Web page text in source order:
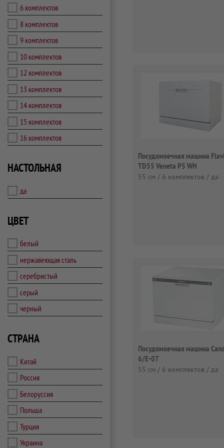
6 комплектов
8 комплектов
9 комплектов
10 комплектов
12 комплектов
13 комплектов
14 комплектов
15 комплектов
16 комплектов
НАСТОЛЬНАЯ
да
ЦВЕТ
белый
нержавеющая сталь
серебристый
серый
черный
СТРАНА
Китай
Россия
Белоруссия
Польша
Турция
Украина
Посудомоечная машина
TD55 Veneta P5 WH
55 см / 6 комплектов / да
Посудомоечная машина
6/E-07
55 см / 6 комплектов / да